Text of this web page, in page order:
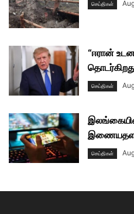
செய்திகள்
“ஈரான்
செய்திகள்
செய்திகள்